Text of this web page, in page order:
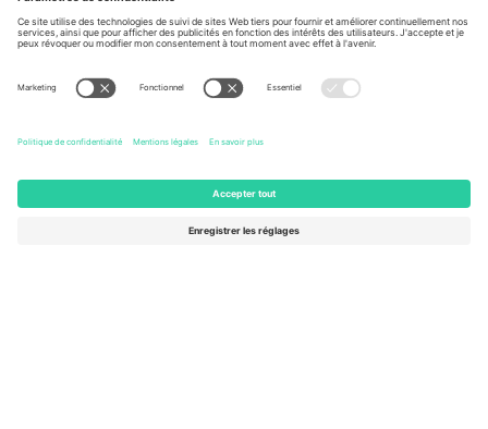
TixProtect
Programme d'affiliation
Comment ça marche
Centre d'information sur la Coupe
Nous contacter